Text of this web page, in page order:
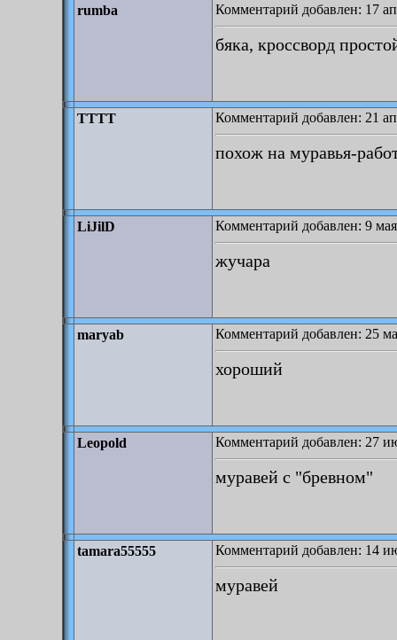
rumba Комментарий добавлен: 17
бяка, кроссворд
TTTT Комментарий добавлен: 21
похож на муравья-
LiJilD Комментарий добавлен: 9
жучара
maryab Комментарий добавлен: 25
хороший
Leopold Комментарий добавлен: 27
муравей с "бревном"
tamara55555 Комментарий добавлен: 14
муравей